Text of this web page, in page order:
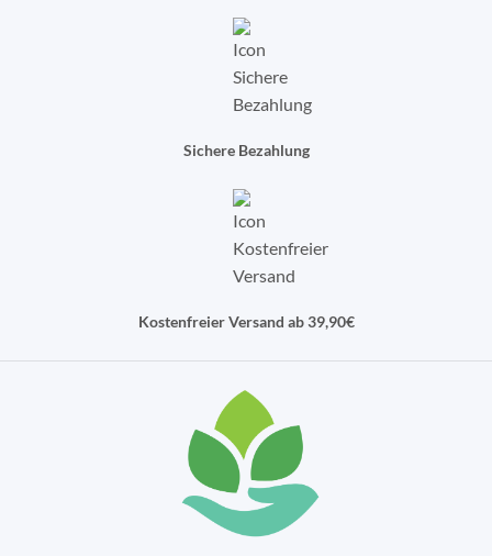
Sichere Bezahlung
Kostenfreier Versand ab 39,90€